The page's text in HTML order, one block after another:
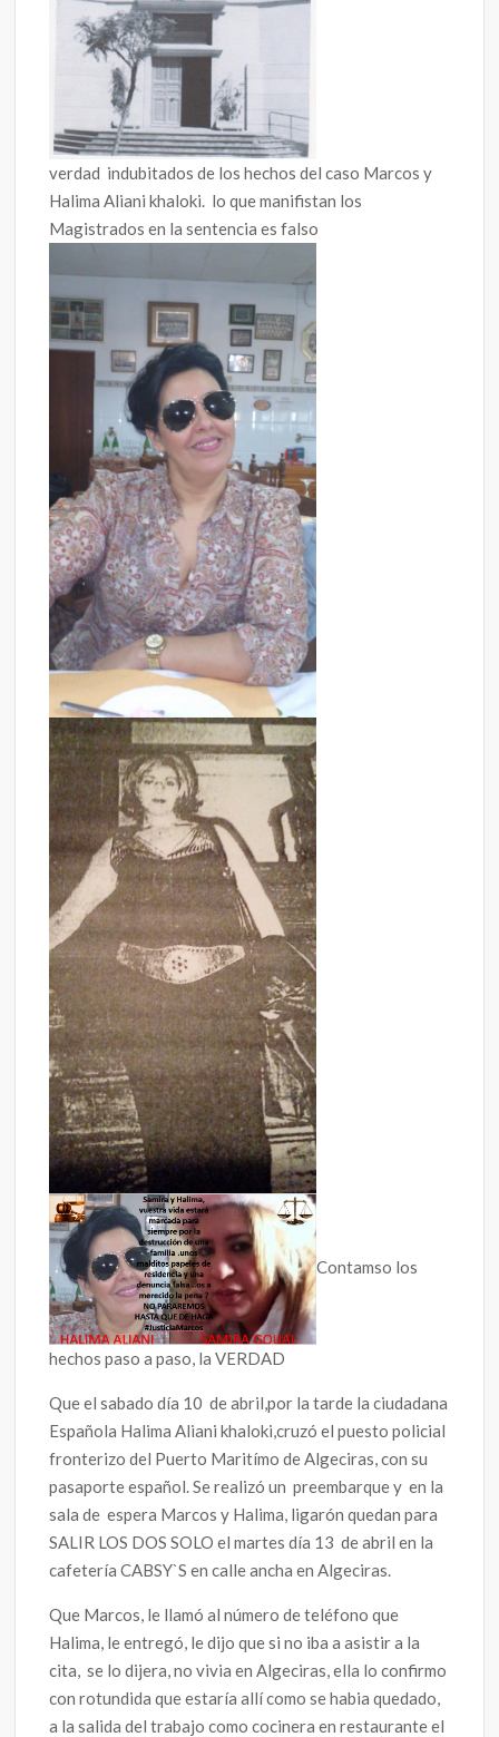
verdad indubitados de los hechos del caso Marcos y
Halima Aliani khaloki. lo que manifistan los
Magistrados en la sentencia es falso
Contamso los
hechos paso a paso, la VERDAD
Que el sabado día 10 de abril,por la tarde la ciudadana
Española Halima Aliani khaloki,cruzó el puesto policial
fronterizo del Puerto Maritímo de Algeciras, con su
pasaporte español. Se realizó un preembarque y en la
sala de espera Marcos y Halima, ligarón quedan para
SALIR LOS DOS SOLO el martes día 13 de abril en la
cafetería CABSY`S en calle ancha en Algeciras.
Que Marcos, le llamó al número de teléfono que
Halima, le entregó, le dijo que si no iba a asistir a la
cita, se lo dijera, no vivia en Algeciras, ella lo confirmo
con rotundida que estaría allí como se habia quedado,
a la salida del trabajo como cocinera en restaurante el